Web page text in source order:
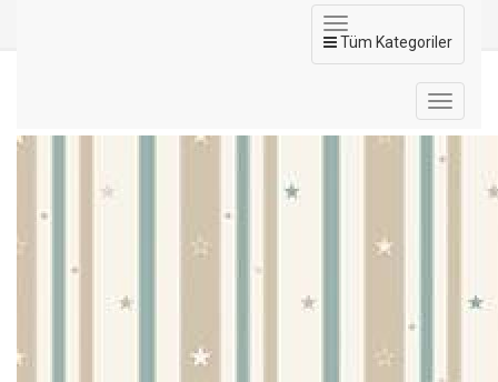
Tüm Kategoriler